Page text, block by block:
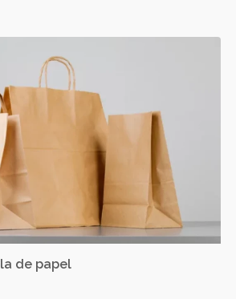
de papel